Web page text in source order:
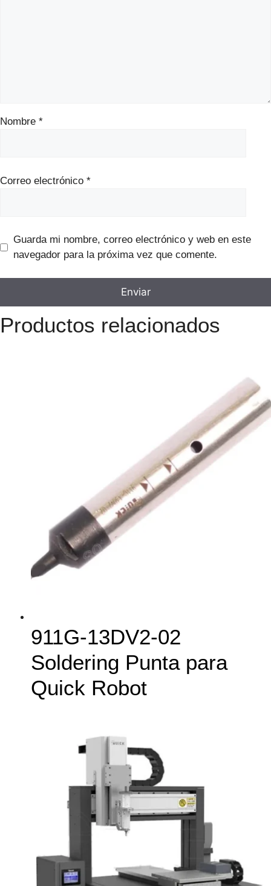
Nombre *
Correo electrónico *
Guarda mi nombre, correo electrónico y web en este
navegador para la próxima vez que comente.
Productos relacionados
911G-13DV2-02
Soldering Punta para
Quick Robot